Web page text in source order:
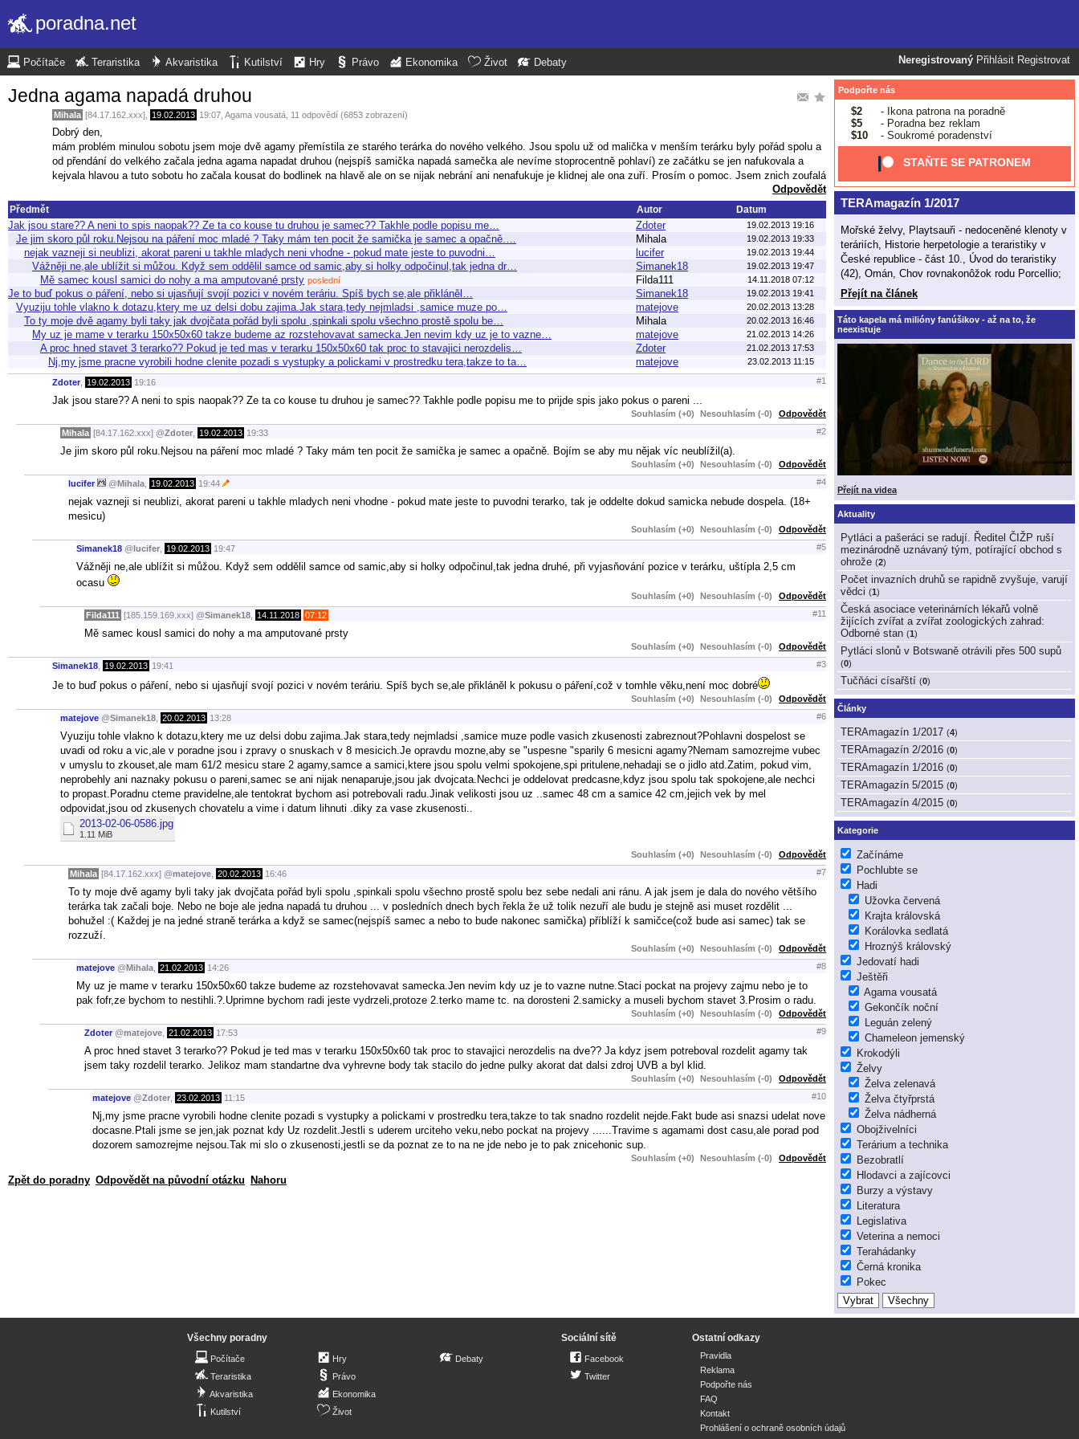
poradna.net
Neregistrovaný Přihlásit Registrovat
Počítače Teraristika Akvaristika Kutilství Hry Právo Ekonomika Život Debaty
Jedna agama napadá druhou
Mihala [84.17.162.xxx], 19.02.2013 19:07 Agama vousatá , 11 odpovědí (6853 zobrazení)
Dobrý den,
mám problém minulou sobotu jsem moje dvě agamy přemístila ze starého terárka do nového velkého. Jsou spolu už od malička v menším terárku byly pořád spolu a
od přendání do velkého začala jedna agama napadat druhou (nejspíš samička napadá samečka ale nevíme stoprocentně pohlaví) ze začátku se jen nafukovala a
kejvala hlavou a tuto sobotu ho začala kousat do bodlinek na hlavě ale on se nijak nebrání ani nenafukuje je klidnej ale ona zuří. Prosím o pomoc. Jsem znich zoufalá
Odpovědět
Předmět Autor Datum
Jak jsou stare?? A neni to spis naopak?? Ze ta co kouse tu druhou je samec?? Takhle podle popisu me… Zdoter 19.02.2013 19:16
Je jim skoro půl roku.Nejsou na páření moc mladé ? Taky mám ten pocit že samička je samec a opačně.… Mihala 19.02.2013 19:33
nejak vazneji si neublizi, akorat pareni u takhle mladych neni vhodne - pokud mate jeste to puvodni… lucifer 19.02.2013 19:44
Vážněji ne,ale ublížit si můžou. Když sem oddělil samce od samic,aby si holky odpočinul,tak jedna dr… Simanek18 19.02.2013 19:47
Mě samec kousl samici do nohy a ma amputované prsty poslední Filda111 14.11.2018 07:12
Je to buď pokus o páření, nebo si ujasňují svojí pozici v novém teráriu. Spíš bych se,ale přikláněl… Simanek18 19.02.2013 19:41
Vyuziju tohle vlakno k dotazu,ktery me uz delsi dobu zajima.Jak stara,tedy nejmladsi ,samice muze po… matejove 20.02.2013 13:28
To ty moje dvě agamy byli taky jak dvojčata pořád byli spolu ,spinkali spolu všechno prostě spolu be… Mihala 20.02.2013 16:46
My uz je mame v terarku 150x50x60 takze budeme az rozstehovavat samecka.Jen nevim kdy uz je to vazne… matejove 21.02.2013 14:26
A proc hned stavet 3 terarko?? Pokud je ted mas v terarku 150x50x60 tak proc to stavajici nerozdelis… Zdoter 21.02.2013 17:53
Nj,my jsme pracne vyrobili hodne clenite pozadi s vystupky a polickami v prostredku tera,takze to ta… matejove 23.02.2013 11:15
Zdoter 19.02.2013 19:16 #1
Jak jsou stare?? A neni to spis naopak?? Ze ta co kouse tu druhou je samec?? Takhle podle popisu me to prijde spis jako pokus o pareni ...
Souhlasím (+0) Nesouhlasím (-0) Odpovědět
Mihala [84.17.162.xxx] @Zdoter 19.02.2013 19:33 #2
Je jim skoro půl roku.Nejsou na páření moc mladé ? Taky mám ten pocit že samička je samec a opačně. Bojím se aby mu nějak víc neublížil(a).
Souhlasím (+0) Nesouhlasím (-0) Odpovědět
lucifer @Mihala 19.02.2013 19:44 #4
nejak vazneji si neublizi, akorat pareni u takhle mladych neni vhodne - pokud mate jeste to puvodni terarko, tak je oddelte dokud samicka nebude dospela. (18+
mesicu)
Souhlasím (+0) Nesouhlasím (-0) Odpovědět
Simanek18 @lucifer 19.02.2013 19:47 #5
Vážněji ne,ale ublížit si můžou. Když sem oddělil samce od samic,aby si holky odpočinul,tak jedna druhé, při vyjasňování pozice v terárku, uštípla 2,5 cm
ocasu
Souhlasím (+0) Nesouhlasím (-0) Odpovědět
Filda111 [185.159.169.xxx] @Simanek18 14.11.2018 07:12 #11
Mě samec kousl samici do nohy a ma amputované prsty
Souhlasím (+0) Nesouhlasím (-0) Odpovědět
Simanek18 19.02.2013 19:41 #3
Je to buď pokus o páření, nebo si ujasňují svojí pozici v novém teráriu. Spíš bych se,ale přikláněl k pokusu o páření,což v tomhle věku,není moc dobré
Souhlasím (+0) Nesouhlasím (-0) Odpovědět
matejove @Simanek18 20.02.2013 13:28 #6
Vyuziju tohle vlakno k dotazu,ktery me uz delsi dobu zajima.Jak stara,tedy nejmladsi ,samice muze podle vasich zkusenosti zabreznout?Pohlavni dospelost se
uvadi od roku a vic,ale v poradne jsou i zpravy o snuskach v 8 mesicich.Je opravdu mozne,aby se "uspesne "sparily 6 mesicni agamy?Nemam samozrejme vubec
v umyslu to zkouset,ale mam 61/2 mesicu stare 2 agamy,samce a samici,ktere jsou spolu velmi spokojene,spi pritulene,nehadaji se o jidlo atd.Zatim, pokud vim,
neprobehly ani naznaky pokusu o pareni,samec se ani nijak nenaparuje,jsou jak dvojcata.Nechci je oddelovat predcasne,kdyz jsou spolu tak spokojene,ale nechci
to propast.Poradnu cteme pravidelne,ale tentokrat bychom asi potrebovali radu.Jinak velikosti jsou uz ..samec 48 cm a samice 42 cm,jejich vek by mel
odpovidat,jsou od zkusenych chovatelu a vime i datum lihnuti .diky za vase zkusenosti..
2013-02-06-0586.jpg
1.11 MiB
Souhlasím (+0) Nesouhlasím (-0) Odpovědět
Mihala [84.17.162.xxx] @matejove 20.02.2013 16:46 #7
To ty moje dvě agamy byli taky jak dvojčata pořád byli spolu ,spinkali spolu všechno prostě spolu bez sebe nedali ani ránu. A jak jsem je dala do nového většího
terárka tak začali boje. Nebo ne boje ale jedna napadá tu druhou ... v posledních dnech bych řekla že už tolik nezuří ale budu je stejně asi muset rozdělit ...
bohužel :( Každej je na jedné straně terárka a když se samec(nejspíš samec a nebo to bude nakonec samička) příblíží k samičce(což bude asi samec) tak se
rozzuží.
Souhlasím (+0) Nesouhlasím (-0) Odpovědět
matejove @ Mihala 21.02.2013 14:26 #8
My uz je mame v terarku 150x50x60 takze budeme az rozstehovavat samecka.Jen nevim kdy uz je to vazne nutne.Staci pockat na projevy zajmu nebo je to
pak fofr,ze bychom to nestihli.?.Uprimne bychom radi jeste vydrzeli,protoze 2.terko mame tc. na dorosteni 2.samicky a museli bychom stavet 3.Prosim o radu.
Souhlasím (+0) Nesouhlasím (-0) Odpovědět
Zdoter @matejove 21.02.2013 17:53 #9
A proc hned stavet 3 terarko?? Pokud je ted mas v terarku 150x50x60 tak proc to stavajici nerozdelis na dve?? Ja kdyz jsem potreboval rozdelit agamy tak
jsem taky rozdelil terarko. Jelikoz mam standartne dva vyhrevne body tak stacilo do jedne pulky akorat dat dalsi zdroj UVB a byl klid.
Souhlasím (+0) Nesouhlasím (-0) Odpovědět
matejove @Zdoter 23.02.2013 11:15 #10
Nj,my jsme pracne vyrobili hodne clenite pozadi s vystupky a polickami v prostredku tera,takze to tak snadno rozdelit nejde.Fakt bude asi snazsi udelat nove
docasne.Ptali jsme se jen,jak poznat kdy Uz rozdelit.Jestli s uderem urciteho veku,nebo pockat na projevy ......Travime s agamami dost casu,ale porad pod
dozorem samozrejme nejsou.Tak mi slo o zkusenosti,jestli se da poznat ze to na ne jde nebo je to pak znicehonic sup.
Souhlasím (+0) Nesouhlasím (-0) Odpovědět
Zpět do poradny Odpovědět na původní otázku Nahoru
Podpořte nás
$2
- Ikona patrona na poradně
$5
- Poradna bez reklam
$10
- Soukromé poradenství
STAŇTE SE PATRONEM
TERAmagazín 1/2017
Mořské želvy, Playtsauři - nedoceněné klenoty v
teráriích, Historie herpetologie a teraristiky v
České republice - část 10., Úvod do teraristiky
(42), Omán, Chov rovnakonôžok rodu Porcellio;
Přejít na článek
Táto kapela má milióny fanúšikov - až na to, že
neexistuje
Přejít na videa
Aktuality
Pytláci a pašeráci se radují. Ředitel ČIŽP ruší
mezinárodně uznávaný tým, potírající obchod s
ohrože (2)
Počet invazních druhů se rapidně zvyšuje, varují
vědci (1)
Česká asociace veterinárních lékařů volně
žijících zvířat a zvířat zoologických zahrad:
Odborné stan (1)
Pytláci slonů v Botswaně otrávili přes 500 supů
(0)
Tučňáci císařští (0)
Články
TERAmagazín 1/2017 (4)
TERAmagazín 2/2016 (0)
TERAmagazín 1/2016 (0)
TERAmagazín 5/2015 (0)
TERAmagazín 4/2015 (0)
Kategorie
Začínáme
Pochlubte se
Hadi
Užovka červená
Krajta královská
Korálovka sedlatá
Hroznýš královský
Jedovatí hadi
Ještěři
Agama vousatá
Gekončík noční
Leguán zelený
Chameleon jemenský
Krokodýli
Želvy
Želva zelenavá
Želva čtyřprstá
Želva nádherná
Obojživelníci
Terárium a technika
Bezobratlí
Hlodavci a zajícovci
Burzy a výstavy
Literatura
Legislativa
Veterina a nemoci
Terahádanky
Černá kronika
Pokec
Všechny poradny
Počítače
Teraristika
Akvaristika
Kutilství
Hry
Právo
Ekonomika
Život
Debaty
Sociální sítě
Facebook
Twitter
Ostatní odkazy
Pravidla
Reklama
Podpořte nás
FAQ
Kontakt
Prohlášení o ochraně osobních údajů